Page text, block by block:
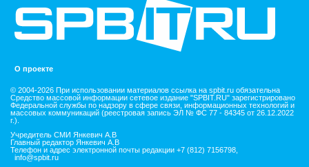
О проекте
© 2004-2026 При использовании материалов ссылка на spbit.ru обязательна
Средство массовой информации сетевое издание "SPBIT.RU" зарегистрировано
Федеральной службы по надзору в сфере связи, информационных технологий и
массовых коммуникаций (реестровая запись ЭЛ № ФС 77 - 84345 от 26.12.2022
г.).
Учредитель СМИ Янкевич А.В
Главный редактор Янкевич А.В
Телефон и адрес электронной почты редакции +7 (812) 7156798,
info@spbit.ru